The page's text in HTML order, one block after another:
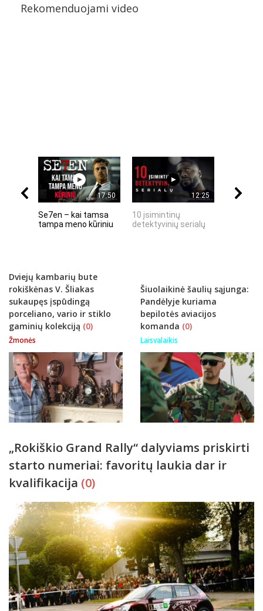
Rekomenduojami video
17:50
Se7en – kai tamsa
tampa meno kūriniu
12:25
10 įsimintinų
detektyvinių serialų
Dviejų kambarių bute
rokiškėnas V. Šliakas
sukaupęs įspūdingą
porceliano, vario ir stiklo
gaminių kolekciją (0)
Žmonės
Šiuolaikinė šaulių sąjunga:
Pandėlyje kuriama
bepilotės aviacijos
komanda (0)
Laisvalaikis
„Rokiškio Grand Rally“ dalyviams priskirti
starto numeriai: favoritų laukia dar ir
kvalifikacija (0)